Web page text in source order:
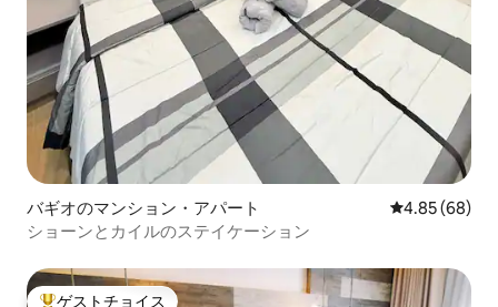
バギオのマンション・アパート レビュー68
4.85 (68)
ショーンとカイルのステイケーション
ゲストチョイス